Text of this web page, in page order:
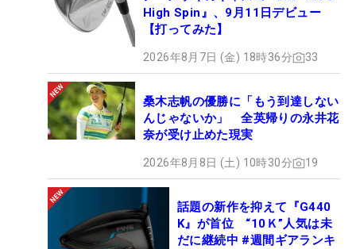
High Spin』、9月11日デビュー
【打ってみた】
2026年8月7日 (金) 18時36分 33
桑木志帆の優勝に「もう到達しない
んじゃないか」 全英帰りの永井花
奈が受け止めた現実
2026年8月8日 (土) 10時30分 19
話題の新作を抑えて『G440
K』が首位 “10Ｋ”人気は未
だに継続中 #週間ギアランキ